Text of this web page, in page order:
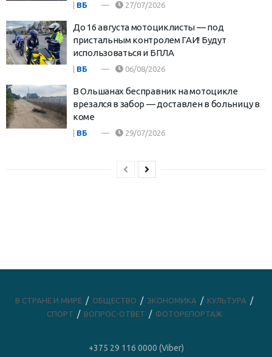
ВБ 27/07/2026
До 16 августа мотоциклисты — под
пристальным контролем ГАИ! Будут
использоваться и БПЛА
ВБ 06/08/2026
В Ольшанах бесправник на мотоцикле
врезался в забор — доставлен в больницу в
коме
ВБ 29/07/2026
В СТРАНЕ И МИРЕ ОБЩЕСТВО ЭКОНОМИКА
КУЛЬТУРА
СПОРТ
ВОПРОС-ОТВЕТ ФОТОРЕПОРТАЖ
+375 29 116 0000 (Viber)